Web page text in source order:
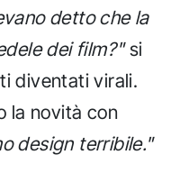
detto che la
dei film?"si
diventati virali.
la novità con
design terribile."